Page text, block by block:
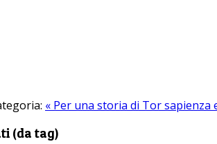
« Per una storia di Tor
(da tag)